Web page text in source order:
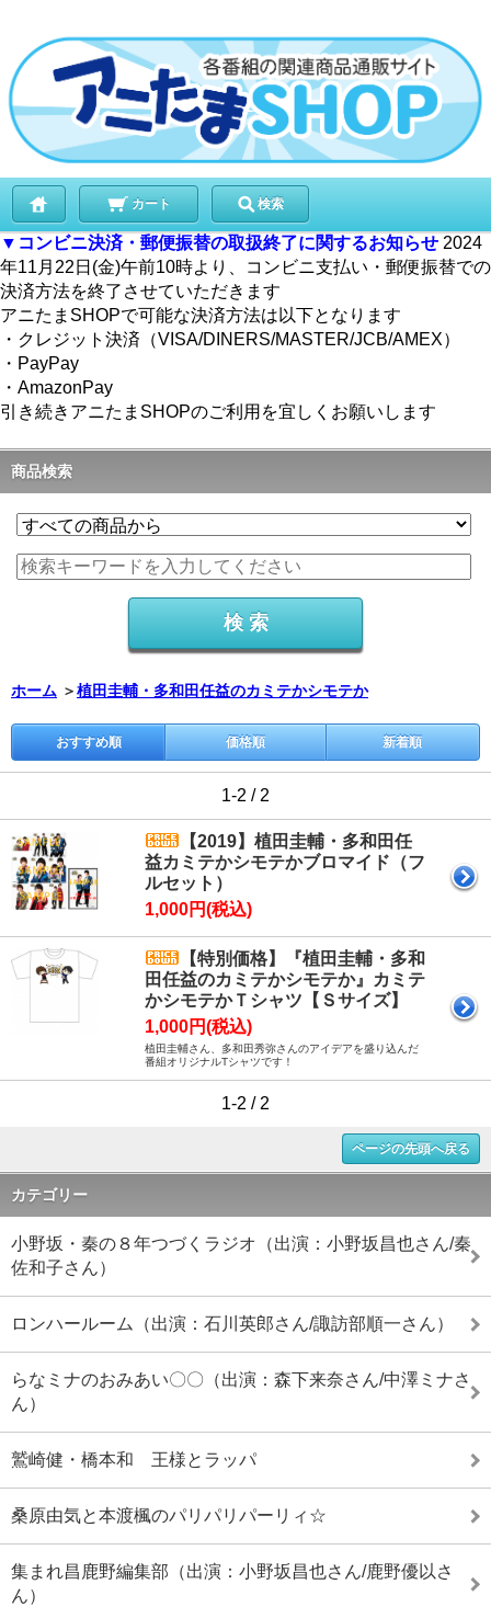
カート 検索
▼コンビニ決済・郵便振替の取扱終了に関するお知らせ 2024
年11月22日(金)午前10時より、コンビニ支払い・郵便振替での
決済方法を終了させていただきます
アニたまSHOPで可能な決済方法は以下となります
・クレジット決済（VISA/DINERS/MASTER/JCB/AMEX）
・PayPay
・AmazonPay
引き続きアニたまSHOPのご利用を宜しくお願いします
商品検索
ホーム ＞植田圭輔・多和田任益のカミテかシモテか
おすすめ順 価格順 新着順
1-2 / 2
【2019】植田圭輔・多和田任
益カミテかシモテかブロマイド（フ
ルセット）
1,000円(税込)
【特別価格】『植田圭輔・多和
田任益のカミテかシモテか』カミテ
かシモテかＴシャツ【Ｓサイズ】
1,000円(税込)
植田圭輔さん、多和田秀弥さんのアイデアを盛り込んだ
番組オリジナルTシャツです！
1-2 / 2
ページの先頭へ戻る
カテゴリー
小野坂・秦の８年つづくラジオ（出演：小野坂昌也さん/秦
佐和子さん）
ロンハールーム（出演：石川英郎さん/諏訪部順一さん）
らなミナのおみあい〇〇（出演：森下来奈さん/中澤ミナさ
ん）
鷲崎健・橋本和 王様とラッパ
桑原由気と本渡楓のパリパリパーリィ☆
集まれ昌鹿野編集部（出演：小野坂昌也さん/鹿野優以さ
ん）